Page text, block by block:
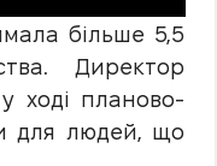
більше 5,5
Директор
ході планово-
для людей, що